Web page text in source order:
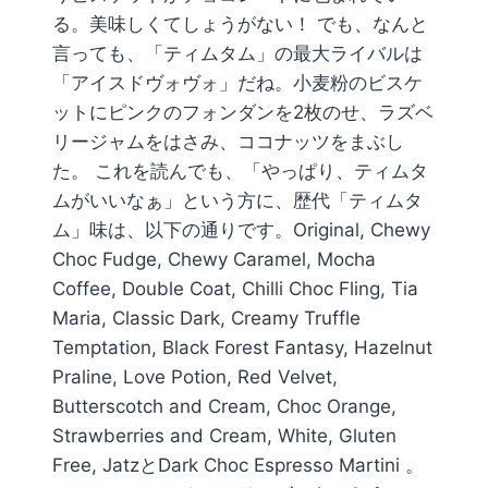
る。美味しくてしょうがない！ でも、なんと
言っても、「ティムタム」の最大ライバルは
「アイスドヴォヴォ」だね。小麦粉のビスケ
ットにピンクのフォンダンを2枚のせ、ラズベ
リージャムをはさみ、ココナッツをまぶし
た。 これを読んでも、「やっぱり、ティムタ
ムがいいなぁ」という方に、歴代「ティムタ
ム」味は、以下の通りです。Original, Chewy
Choc Fudge, Chewy Caramel, Mocha
Coffee, Double Coat, Chilli Choc Fling, Tia
Maria, Classic Dark, Creamy Truffle
Temptation, Black Forest Fantasy, Hazelnut
Praline, Love Potion, Red Velvet,
Butterscotch and Cream, Choc Orange,
Strawberries and Cream, White, Gluten
Free, JatzとDark Choc Espresso Martini 。